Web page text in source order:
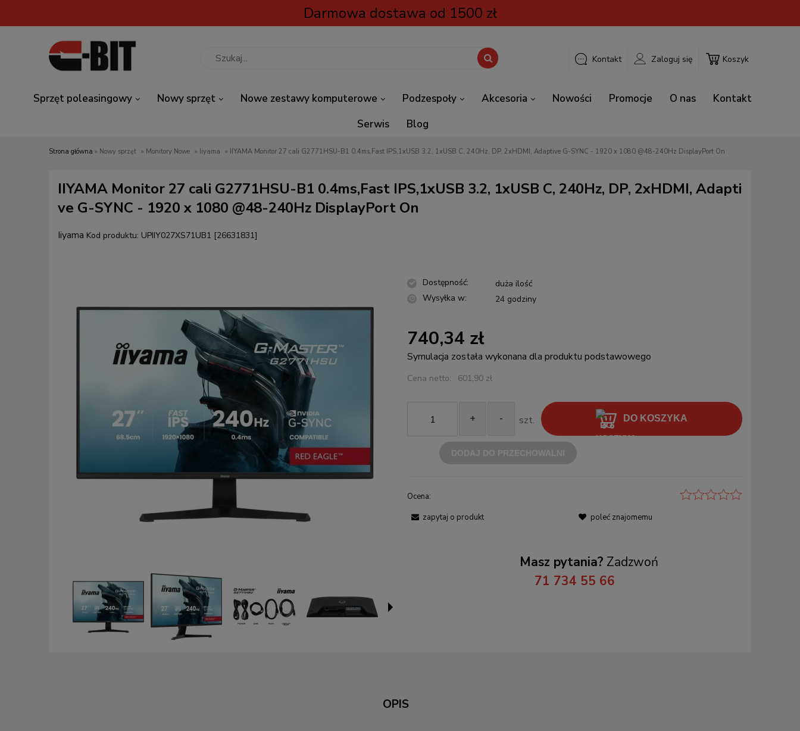
Darmowa dostawa od 1500 zł
Koszyk
Kontakt Zaloguj się
Sprzęt poleasingowy Nowy sprzęt Nowe zestawy komputerowe Podzespoły Akcesoria Nowości Promocje O nas
Kontakt
Serwis
Blog
Strona główna » Nowy sprzęt » Monitory Nowe » Iiyama » IIYAMA Monitor 27 cali G2771HSU-B1 0.4ms,Fast IPS,1xUSB 3.2, 1xUSB C, 240Hz, DP, 2xHDMI, Adaptive G-SYNC - 1920 x 1080 @48-240Hz DisplayPort On
IIYAMA Monitor 27 cali G2771HSU-B1 0.4ms,Fast IPS,1xUSB 3.2, 1xUSB C, 240Hz, DP, 2xHDMI, Adapti
ve G-SYNC - 1920 x 1080 @48-240Hz DisplayPort On
Iiyama Kod produktu: UPIIY027XS71UB1 [26631831]
Dostępność:
duża ilość
Wysyłka w:
24 godziny
740,34 zł
Symulacja została wykonana dla produktu podstawowego
Cena netto: 601,90 zł
+ - szt. DO KOSZYKA
Ocena:
zapytaj o produkt
poleć znajomemu
Masz pytania? Zadzwoń
71 734 55 66
OPIS